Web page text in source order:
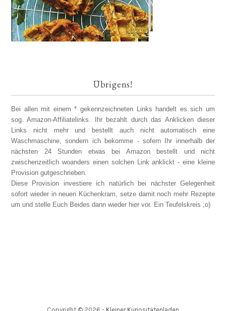
Übrigens!
Bei allen mit einem * gekennzeichneten Links handelt es sich um
sog. Amazon-Affiliatelinks. Ihr bezahlt durch das Anklicken dieser
Links nicht mehr und bestellt auch nicht automatisch eine
Waschmaschine, sondern ich bekomme - sofern Ihr innerhalb der
nächsten 24 Stunden etwas bei Amazon bestellt und nicht
zwischenzeitlich woanders einen solchen Link anklickt - eine kleine
Provision gutgeschrieben.
Diese Provision investiere ich natürlich bei nächster Gelegenheit
sofort wieder in neuen Küchenkram, setze damit noch mehr Rezepte
um und stelle Euch Beides dann wieder hier vor. Ein Teufelskreis ;o)